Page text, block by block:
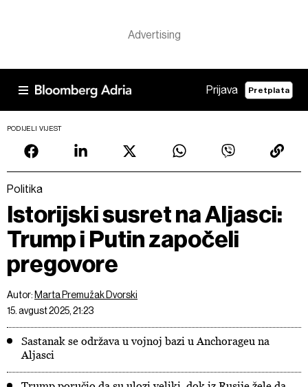
Prijava Pretplata
PODIJELI VIJEST
Politika
Istorijski susret na Aljasci:
Trump i Putin započeli
pregovore
Autor: Marta Premužak Dvorski
15. avgust 2025, 21:23
Sastanak se održava u vojnoj bazi u Anchorageu na
Aljasci